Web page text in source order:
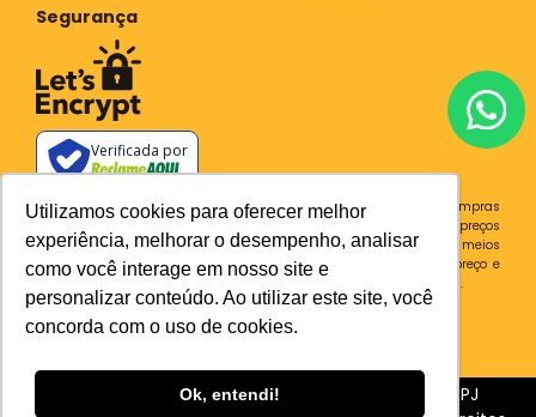
Utilizamos cookies para oferecer melhor
experiência, melhorar o desempenho, analisar
como você interage em nosso site e
personalizar conteúdo. Ao utilizar este site, você
concorda com o uso de cookies.
Ok, entendi!
Segurança
Verificada por
Todos os preços e condições deste site são válidos apenas para compras
no site e não se aplicam a Loja Física. Destacamos que os preços
previstos no site prevalecem aos demais anunciados em outros meios
de comunicação e sites de buscas. Em caso de divergência do preço e
condições no site, o valor válido é sempre o do carrinho de compras.
Plataforma
Sia Trecho 3, 510 BRASILIA - DF CEP 71200-030 CNPJ